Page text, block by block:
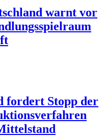
warnt vor
fordert Stopp der